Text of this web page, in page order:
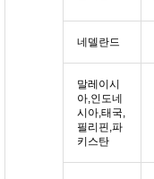
네델란드
말레이시
아,인도네
시아,태국,
필리핀,파
키스탄